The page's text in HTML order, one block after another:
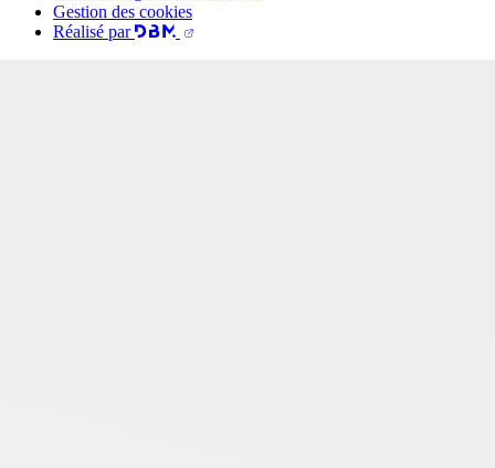
Gestion des cookies
Réalisé par